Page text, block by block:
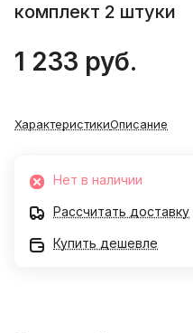
комплект 2 штуки
1 233 руб.
ХарактеристикиОписание
Нет в наличии
Рассчитать доставку
Купить дешевле